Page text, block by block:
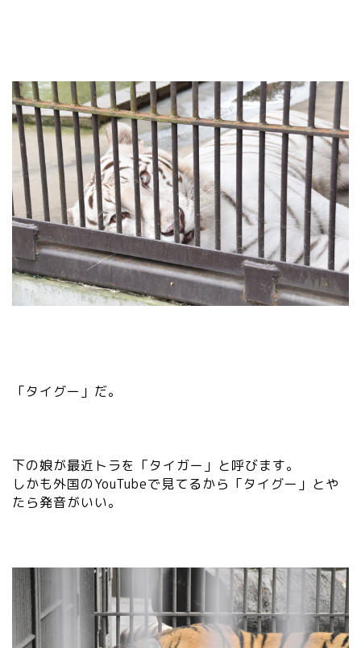
「タイグー」だ。
下の娘が最近トラを「タイガー」と呼びます。
しかも外国のYouTubeで見てるから「タイグー」とや
たら発音がいい。